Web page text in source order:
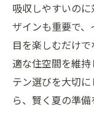
吸収しやすいの
ザインも重要で
目を楽しむだけ
適な住空間を維
テン選びを大切
ら、賢く夏の準備